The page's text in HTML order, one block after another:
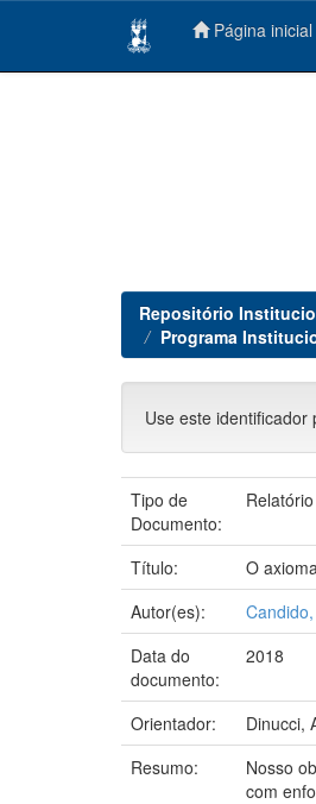
Página inicial
Repositório
Programa
Use este
Tipo de
Documento:
Relatório
Título:
O
Autor(es):
Data do
documento:
2018
Orientador:
Dinucci,
Resumo:
Nosso
com